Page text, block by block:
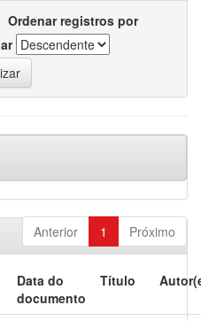
Ordenar registros por
Anterior 1 Próximo
Data do
documento
Título